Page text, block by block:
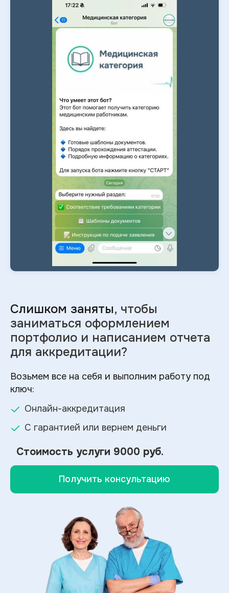
Слишком заняты, чтобы
заниматься оформлением
портфолио и написанием отчета
для аккредитации?
Возьмем все на себя и выполним работу под
ключ:
Онлайн-аккредитация
С гарантией или вернем деньги
Стоимость услуги 9000 руб.
Получить консультацию